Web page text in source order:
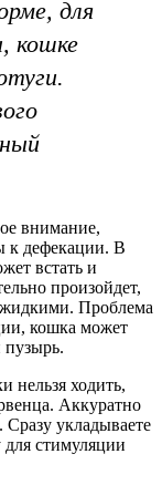
для
кошке
внимание,
к дефекации. В
встать и
произойдет,
жидкими. Проблема
кошка может
пузырь.
нельзя ходить,
Аккуратно
Сразу укладываете
стимуляции